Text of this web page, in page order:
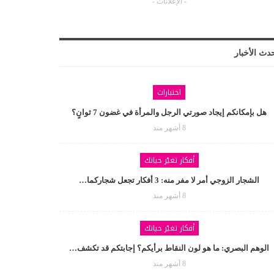
الأخبار
اختبارات
هل بإمكانكم إيجاد صورتي الرجل والمرأة في غضون 7 ثوانٍ؟
8 أشهر منذ
أفكار تغيّر حياتك
الشجار الزوجي أمر لا مفر منه: 3 أفكار تجعل شجاركما…
8 أشهر منذ
أفكار تغيّر حياتك
الوهم البصري: ما هو لون النقاط برأيكم؟ إجابتكم قد تكشف…
8 أشهر منذ